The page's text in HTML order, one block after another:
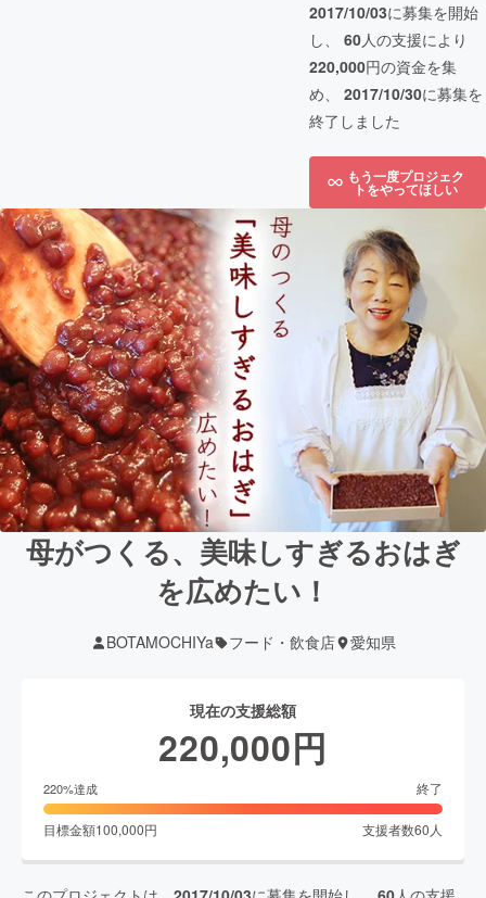
2017/10/03に募集を開始
し、 60人の支援により
220,000円の資金を集
め、 2017/10/30に募集を
終了しました
もう一度プロジェク
トをやってほしい
母がつくる、美味しすぎるおはぎ
を広めたい！
BOTAMOCHIYa フード・飲食店 愛知県
現在の支援総額
220,000円
220%達成 終了
目標金額100,000円 支援者数60 人